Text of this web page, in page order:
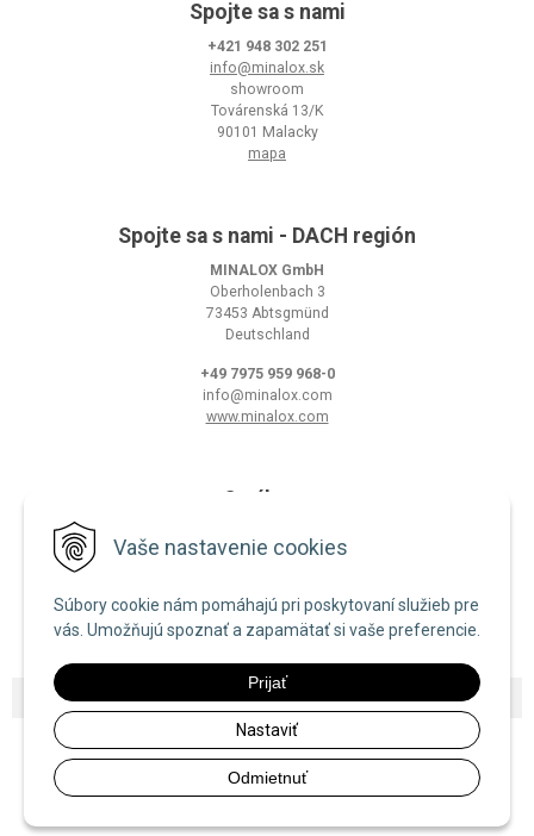
Vaše nastavenie cookies
Súbory cookie nám pomáhajú pri poskytovaní služieb pre
vás. Umožňujú spoznať a zapamätať si vaše preferencie.
Prijať
Nastaviť
Odmietnuť
Spojte sa s nami
+421 948 302 251
info@minalox.sk
showroom
Továrenská 13/K
90101 Malacky
mapa
Spojte sa s nami - DACH región
MINALOX GmbH
Oberholenbach 3
73453 Abtsgmünd
Deutschland
+49 7975 959 968-0
info@minalox.com
www.minalox.com
O nákupe
Zásady používania cookies